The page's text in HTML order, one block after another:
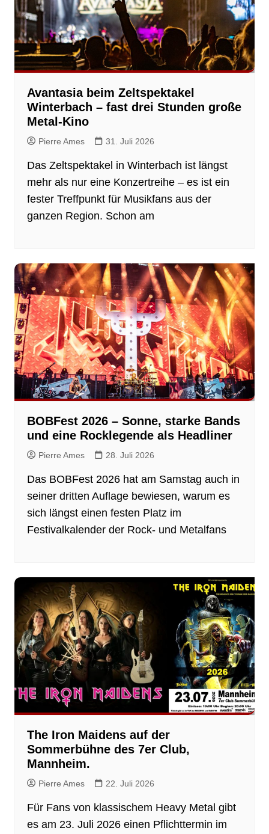
Avantasia beim Zeltspektakel
Winterbach – fast drei Stunden große
Metal-Kino
Pierre Ames 31. Juli 2026
Das Zeltspektakel in Winterbach ist längst
mehr als nur eine Konzertreihe – es ist ein
fester Treffpunkt für Musikfans aus der
ganzen Region. Schon am
BOBFest 2026 – Sonne, starke Bands
und eine Rocklegende als Headliner
Pierre Ames 28. Juli 2026
Das BOBFest 2026 hat am Samstag auch in
seiner dritten Auflage bewiesen, warum es
sich längst einen festen Platz im
Festivalkalender der Rock- und Metalfans
The Iron Maidens auf der
Sommerbühne des 7er Club,
Mannheim.
Pierre Ames 22. Juli 2026
Für Fans von klassischem Heavy Metal gibt
es am 23. Juli 2026 einen Pflichttermin im